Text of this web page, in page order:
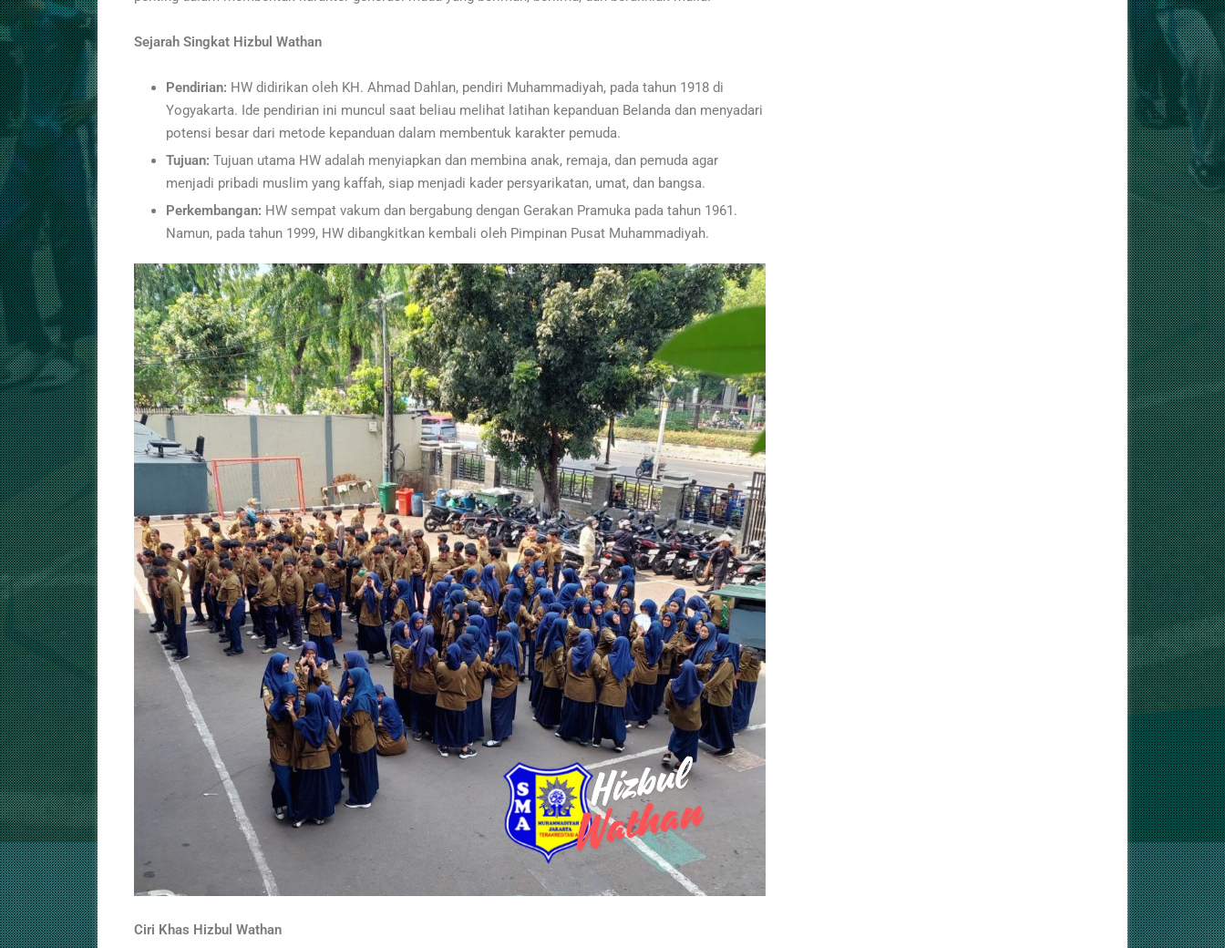
Sejarah Singkat Hizbul Wathan
Pendirian: HW didirikan oleh KH. Ahmad Dahlan, pendiri Muhammadiyah, pada tahun 1918 di
Yogyakarta. Ide pendirian ini muncul saat beliau melihat latihan kepanduan Belanda dan menyadari
potensi besar dari metode kepanduan dalam membentuk karakter pemuda.
Tujuan: Tujuan utama HW adalah menyiapkan dan membina anak, remaja, dan pemuda agar
menjadi pribadi muslim yang kaffah, siap menjadi kader persyarikatan, umat, dan bangsa.
Perkembangan: HW sempat vakum dan bergabung dengan Gerakan Pramuka pada tahun 1961.
Namun, pada tahun 1999, HW dibangkitkan kembali oleh Pimpinan Pusat Muhammadiyah.
Ciri Khas Hizbul Wathan